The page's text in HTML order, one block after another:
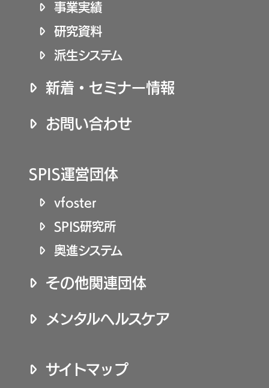
事業実績
研究資料
派生システム
新着・セミナー情報
お問い合わせ
SPIS運営団体
vfoster
SPIS研究所
奥進システム
その他関連団体
メンタルヘルスケア
サイトマップ